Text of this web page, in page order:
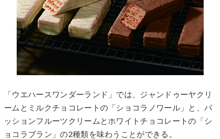
「ウエハースワンダーランド」では、ジャンドゥーヤクリ
ームとミルクチョコレートの「ショコラノワール」と、パ
ッションフルーツクリームとホワイトチョコレートの「シ
ョコラブラン」の2種類を味わうことができる。